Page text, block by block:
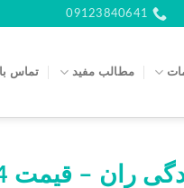
09123840641
مطالب مفید تماس
ران – قیمت 1404